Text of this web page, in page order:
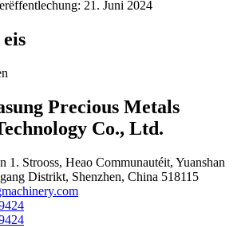
21. Juni 2024
Precious Metals
Co., Ltd.
1. Strooss, Heao Communautéit, Yuanshan
Distrikt, Shenzhen, China 518115